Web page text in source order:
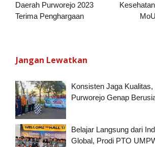
Daerah Purworejo 2023
Terima Penghargaan
Jangan Lewatkan
Konsisten Jaga
Purworejo Genap
Belajar Langsung dari
Global, Prodi PTO